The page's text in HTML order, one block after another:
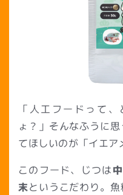
「人工フードって
ょ？」そんなふうに
てほしいのが「イエア
このフード、じつは
末というこだわり。